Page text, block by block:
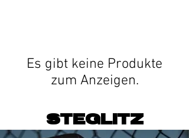
Es gibt keine Produkte
zum Anzeigen.
STEGLITZ